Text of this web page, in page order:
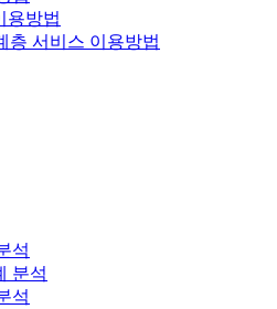
용방법
층 서비스 이용방법
석
분석
석